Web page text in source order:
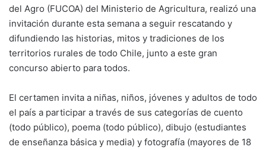
del Agro (FUCOA) del Ministerio de Agricultura, realizó una
invitación durante esta semana a seguir rescatando y
difundiendo las historias, mitos y tradiciones de los
territorios rurales de todo Chile, junto a este gran
concurso abierto para todos.
El certamen invita a niñas, niños, jóvenes y adultos de todo
el país a participar a través de sus categorías de cuento
(todo público), poema (todo público), dibujo (estudiantes
de enseñanza básica y media) y fotografía (mayores de 18